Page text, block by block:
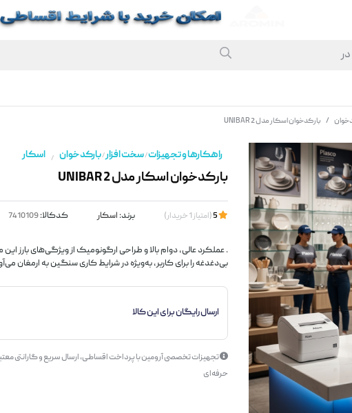
/ بارکدخوان اسکار مدل UNIBAR 2
راهکارها و تجهیزات/سخت افزار/بارکدخوان / اسکار
بارکدخوان اسکار مدل UNIBAR 2
(امتیاز1خریدار) برند: اسکار کدکالا:
. عملکرد عالی، دوام بالا و طراحی ارگونومیک از ویژگی‌های
بی‌دغدغه را برای کاربر، به‌ویژه در شرایط کاری سنگین به ارمغان
ارسال رایگان برای این کالا
تجهیزات تخصصی آرومین با پرداخت اقساطی، ارسال سریع و گارانتی
حرفه‌ای